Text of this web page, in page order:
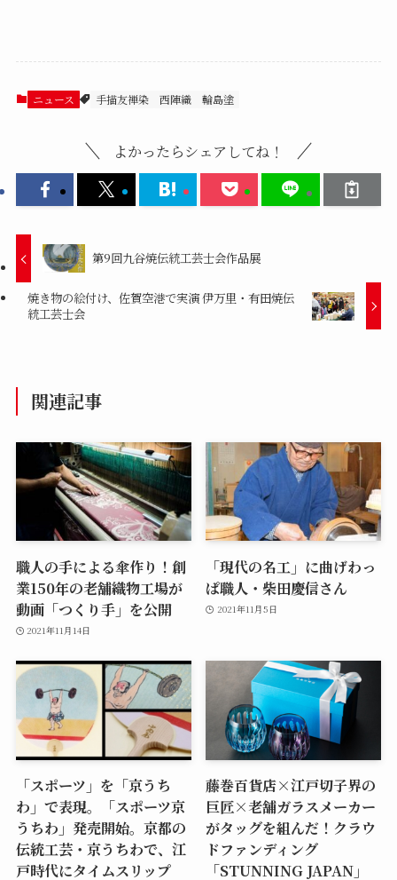
ニュース 手描友禅染 西陣織 輪島塗
よかったらシェアしてね！
第9回九谷焼伝統工芸士会作品展
焼き物の絵付け、佐賀空港で実演 伊万里・有田焼伝
統工芸士会
関連記事
職人の手による傘作り！創
業150年の老舗織物工場が
動画「つくり手」を公開
2021年11月14日
「現代の名工」に曲げわっ
ぱ職人・柴田慶信さん
2021年11月5日
「スポーツ」を「京うち
わ」で表現。「スポーツ京
うちわ」発売開始。京都の
伝統工芸・京うちわで、江
戸時代にタイムスリップ
藤巻百貨店×江戸切子界の
巨匠×老舗ガラスメーカー
がタッグを組んだ！クラウ
ドファンディング
「STUNNING JAPAN」